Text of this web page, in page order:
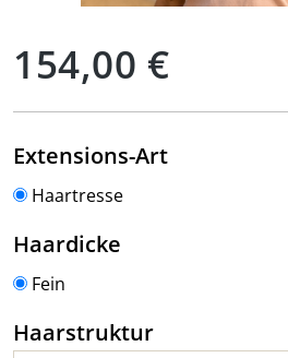
154,00 €
Extensions-Artauswählen
Haartresse
Haardicke
Fein
Haarstrukturauswählen